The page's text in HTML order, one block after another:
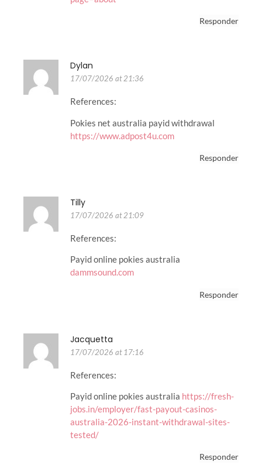
Responder
Dylan
17/07/2026 at 21:36
References:
Pokies net australia payid withdrawal
https://www.adpost4u.com
Responder
Tilly
17/07/2026 at 21:09
References:
Payid online pokies australia
dammsound.com
Responder
Jacquetta
17/07/2026 at 17:16
References:
Payid online pokies australia https://fresh-
jobs.in/employer/fast-payout-casinos-
australia-2026-instant-withdrawal-sites-
tested/
Responder